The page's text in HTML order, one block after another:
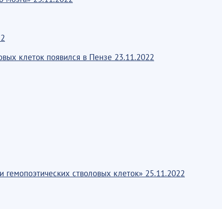
клеток появился в Пензе 23.11.2022
гемопоэтических стволовых клеток» 25.11.2022